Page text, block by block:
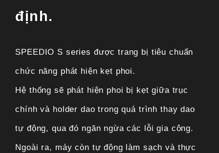
định.
SPEEDIO S series được trang bị tiêu chuẩn
chức năng phát hiện kẹt phoi.
Hệ thống sẽ phát hiện phoi bị kẹt giữa trục
chính và holder dao trong quá trình thay dao
tự động, qua đó ngăn ngừa các lỗi gia công.
Ngoài ra, máy còn tự động làm sạch và thực